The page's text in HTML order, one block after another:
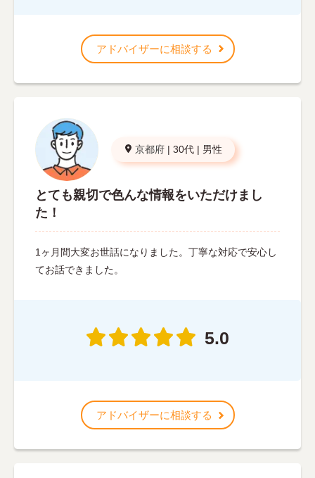
アドバイザーに相談する
京都府 | 30代 | 男性
とても親切で色んな情報をいただけまし
た！
1ヶ月間大変お世話になりました。丁寧な対応で安心し
てお話できました。
5.0
アドバイザーに相談する